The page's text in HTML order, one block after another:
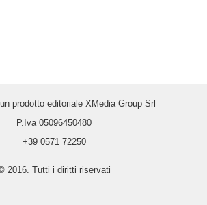
prodotto editoriale XMedia Group Srl
P.Iva 05096450480
+39 0571 72250
2016. Tutti i diritti riservati